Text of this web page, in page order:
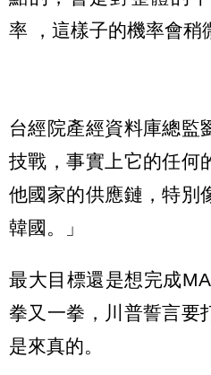
率 ，這樣子的機率會稍
台經院產經資料庫總監
技戰，事實上它的任何
他國家的供應鏈，特別
韓國。」
最大目標還是想完成
拳又一拳，川普誓言要
是來真的。